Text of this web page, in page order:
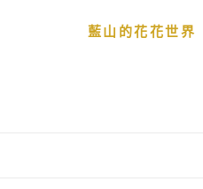
藍山的花花世界